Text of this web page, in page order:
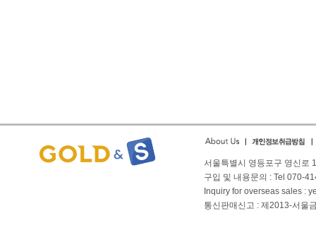
서울특별시 영등포구 영신로
구입 및 내용문의 : Tel 070-
Inquiry for overseas sales :
통신판매신고 : 제2013-서울